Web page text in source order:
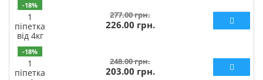
-18%
1
піпетка
від 4кг
277.00 грн.
226.00 грн.
-18%
1
піпетка
248.00 грн.
203.00 грн.